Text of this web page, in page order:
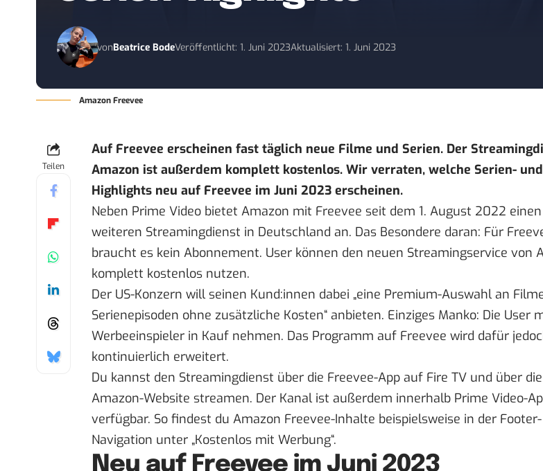
vonBeatrice BodeVeröffentlicht: 1. Juni 2023Aktualisiert: 1. Juni 2023
Amazon Freevee
Teilen
Auf Freevee erscheinen fast täglich neue Filme und Serien. Der
Amazon ist außerdem komplett kostenlos. Wir verraten, welche Serien-
Highlights neu auf Freevee im Juni 2023 erscheinen.
Neben Prime Video bietet Amazon mit Freevee seit dem 1. August 2022 einen
weiteren Streamingdienst in Deutschland an. Das Besondere daran: Für
braucht es kein Abonnement. User können den neuen Streamingservice von
komplett kostenlos nutzen.
Der US-Konzern will seinen Kund:innen dabei „eine Premium-Auswahl an
Serienepisoden ohne zusätzliche Kosten“ anbieten. Einziges Manko: Die User
Werbeeinspieler in Kauf nehmen. Das Programm auf Freevee wird dafür
kontinuierlich erweitert.
Du kannst den Streamingdienst über die Freevee-App auf Fire TV und über die
Amazon-Website streamen. Der Kanal ist außerdem innerhalb Prime Video-
verfügbar. So findest du Amazon Freevee-Inhalte beispielsweise in der Footer-
Navigation unter „Kostenlos mit Werbung“.
Neu auf Freevee im Juni 2023